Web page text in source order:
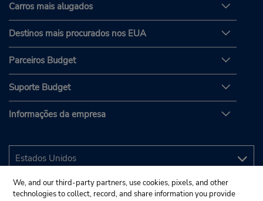
Carros mais alugados
Destinos mais procurados nos EUA
Parceiros Budget
Suporte Budget
Informações da empresa
We, and our third-party partners, use cookies, pixels, and other
technologies to collect, record, and share information you provide